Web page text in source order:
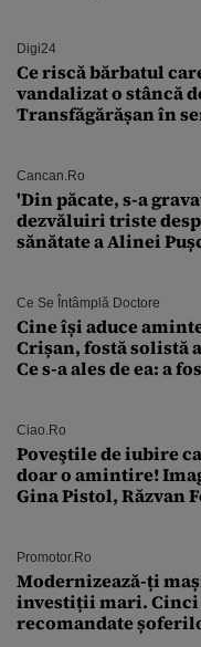
Digi24
Ce riscă bărbatul
vandalizat o stâncă
Transfăgărășan în
Cancan.ro
'Din păcate, s-a gravat'. Dan
dezvăluiri triste
sănătate a Alinei
Ce Se Întâmplă Doctore
Cine își aduce
Crișan, fostă solistă
Ce s-a ales de ea: a
Ciao.ro
Poveştile de iubire
doar o amintire!
Gina Pistol, Răzvan
Promotor.ro
Modernizează-ți
investiții mari. Cinci
recomandate